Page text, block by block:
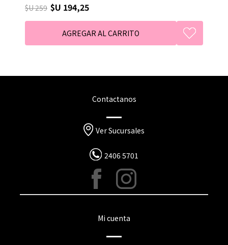
$U 259 $U 194,25
Contactanos
Ver Sucursales
2406 5701
Mi cuenta